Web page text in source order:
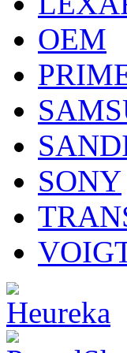
OEM
SONY